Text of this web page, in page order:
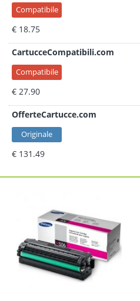
Compatibile
€ 18.75
CartucceCompatibili.com
Compatibile
€ 27.90
OfferteCartucce.com
Originale
€ 131.49